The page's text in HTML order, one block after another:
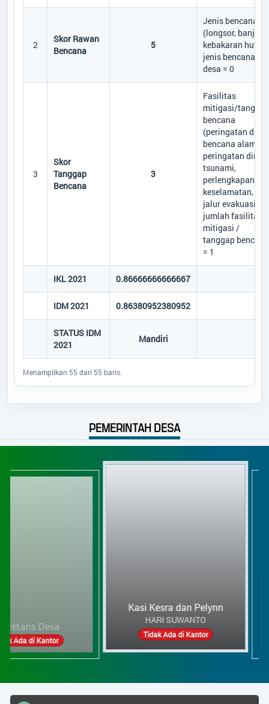
2
Skor Rawan
Bencana
5
Jenis bencana
(longsor, banjir,
kebakaran hutan)
jenis bencana di
desa = 0
3
Skor
Tanggap
Bencana
3
Fasilitas
mitigasi/tanggap
bencana
(peringatan dini
bencana alam,
peringatan dini
tsunami,
perlengkapan
keselamatan,
jalur evakuasi)
jumlah fasilitas
mitigasi /
tanggap bencana
= 1
IKL 2021 0.86666666666667
IDM 2021 0.86380952380952
STATUS IDM
2021
Mandiri
Menampilkan 55 dari 55 baris.
PEMERINTAH DESA
Desa
di Kantor
Kasi Kesra dan Pelynn
HARI SUWANTO
Tidak Ada di Kantor